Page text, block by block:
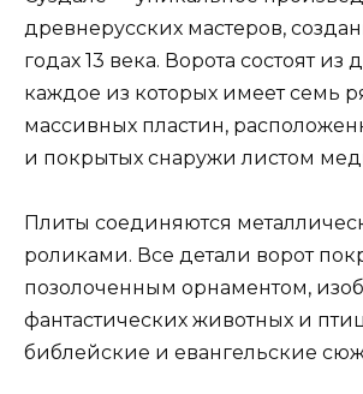
древнерусских мастеров,
годах 13 века. Ворота состоят из
каждое из которых имеет семь
массивных пластин,
и покрытых снаружи листом
Плиты соединяются
роликами. Все детали ворот
позолоченным орнаментом,
фантастических животных и
библейские и евангельские